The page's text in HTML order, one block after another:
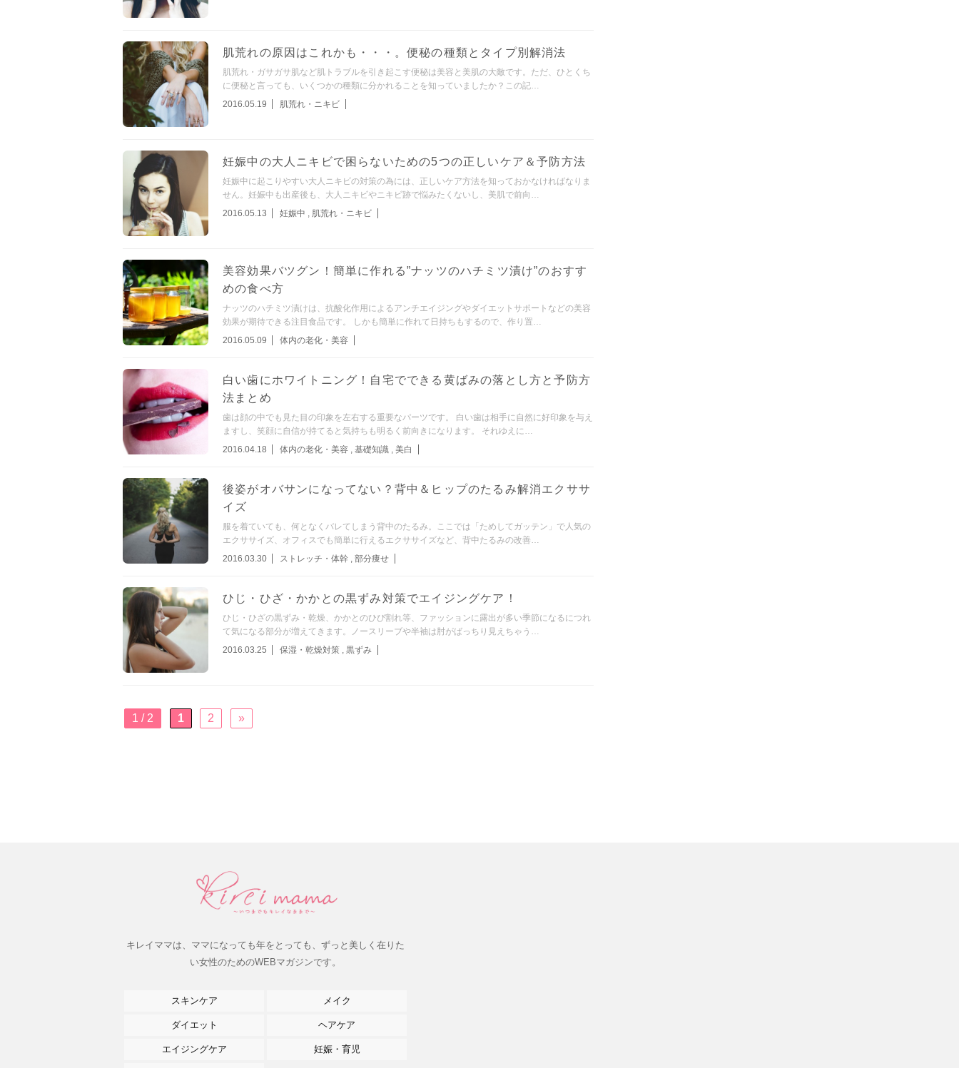
肌荒れの原因はこれかも・・・。便秘の種類とタイプ別解消法
肌荒れ・ガサガサ肌など肌トラブルを引き起こす便秘は美容と美肌の大敵です。ただ、ひとくち
に便秘と言っても、いくつかの種類に分かれることを知っていましたか？この記…
2016.05.19
肌荒れ・ニキビ
妊娠中の大人ニキビで困らないための5つの正しいケア＆予防方法
妊娠中に起こりやすい大人ニキビの対策の為には、正しいケア方法を知っておかなければなりま
せん。妊娠中も出産後も、大人ニキビやニキビ跡で悩みたくないし、美肌で前向…
2016.05.13
妊娠中 , 肌荒れ・ニキビ
美容効果バツグン！簡単に作れる”ナッツのハチミツ漬け”のおすす
めの食べ方
ナッツのハチミツ漬けは、抗酸化作用によるアンチエイジングやダイエットサポートなどの美容
効果が期待できる注目食品です。 しかも簡単に作れて日持ちもするので、作り置…
2016.05.09
体内の老化・美容
白い歯にホワイトニング！自宅でできる黄ばみの落とし方と予防方
法まとめ
歯は顔の中でも見た目の印象を左右する重要なパーツです。 白い歯は相手に自然に好印象を与え
ますし、笑顔に自信が持てると気持ちも明るく前向きになります。 それゆえに…
2016.04.18
体内の老化・美容 ,基礎知識 ,美白
後姿がオバサンになってない？背中＆ヒップのたるみ解消エクササ
イズ
服を着ていても、何となくバレてしまう背中のたるみ。ここでは「ためしてガッテン」で人気の
エクササイズ、オフィスでも簡単に行えるエクササイズなど、背中たるみの改善…
2016.03.30
ストレッチ・体幹 ,部分痩せ
ひじ・ひざ・かかとの黒ずみ対策でエイジングケア！
ひじ・ひざの黒ずみ・乾燥、かかとのひび割れ等、ファッションに露出が多い季節になるにつれ
て気になる部分が増えてきます。ノースリーブや半袖は肘がばっちり見えちゃう…
2016.03.25
保湿・乾燥対策 ,黒ずみ
1 / 2 1 2 »
キレイママは、ママになっても年をとっても、ずっと美しく在りた
い女性のためのWEBマガジンです。
スキンケア メイク
ダイエット ヘアケア
エイジングケア 妊娠・育児